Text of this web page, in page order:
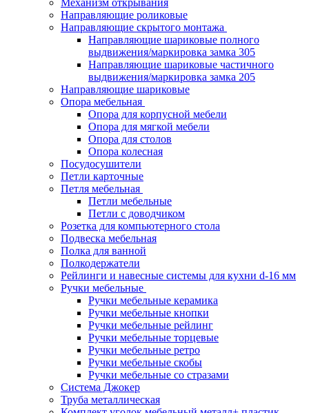
Направляющие роликовые
Направляющие скрытого монтажа
Направляющие шариковые полного
выдвижения/маркировка замка 305
Направляющие шариковые частичного
выдвижения/маркировка замка 205
Направляющие шариковые
Опора мебельная
Опора для корпусной мебели
Опора для мягкой мебели
Опора для столов
Опора колесная
Посудосушители
Петли карточные
Петля мебельная
Петли мебельные
Петли с доводчиком
Розетка для компьютерного стола
Подвеска мебельная
Полка для ванной
Полкодержатели
Рейлинги и навесные системы для кухни d-16 мм
Ручки мебельные
Ручки мебельные керамика
Ручки мебельные кнопки
Ручки мебельные рейлинг
Ручки мебельные торцевые
Ручки мебельные ретро
Ручки мебельные скобы
Ручки мебельные со стразами
Система Джокер
Труба металлическая